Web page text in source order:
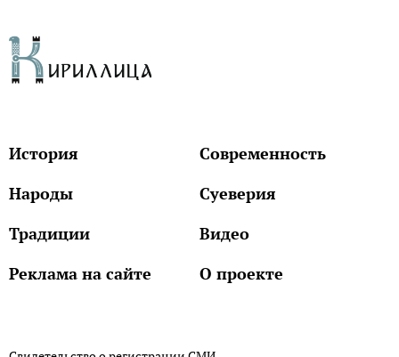
История
Современность
Народы
Суеверия
Традиции
Видео
Реклама на сайте
О проекте